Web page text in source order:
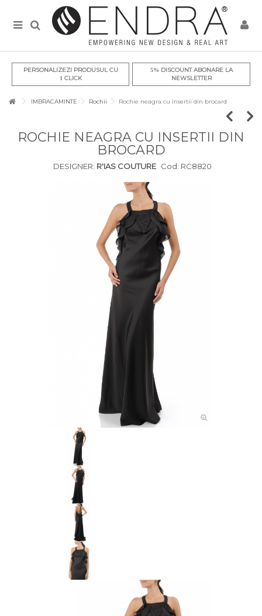
PERSONALIZEZI PRODUSUL CU
1CLICK
5% DISCOUNT ABONARE LA
NEWSLETTER
IMBRACAMINTE Rochii Rochie neagra cu insertii din brocard
ROCHIE NEAGRA CU INSERTII DIN
BROCARD
DESIGNER: R'IAS COUTURE Cod: RC8820